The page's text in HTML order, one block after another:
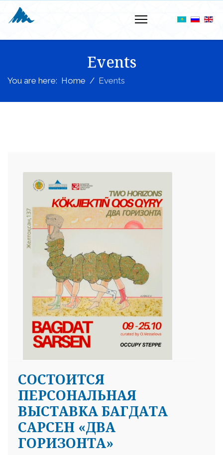
Events
You are here: Home Events
СОСТОИТСЯ
ПЕРСОНАЛЬНАЯ
ВЫСТАВКА БАГДАТА
САРСЕН «ДВА
ГОРИЗОНТА»